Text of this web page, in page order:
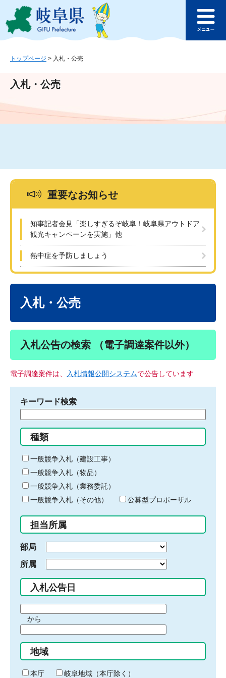
ジ
ュ
文
このページの本文へ
ュ
トップページ > 入札・公売
入札・公売
重要なお知らせ
知事記者会見「楽しすぎるぞ岐阜！岐阜県アウトドア
観光キャンペーンを実施」他
熱中症を予防しましょう
入札・公売
入札公告の検索 （電子調達案件以外）
電子調達案件は、 入札情報公開システムで公告しています
キーワード検索
る
キ
ー
ワ
ー
ド
入
力
種類
一般競争入札（建設工事）
一般競争入札（物品）
一般競争入札（業務委託）
一般競争入札（その他）
公募型プロポーザル
担当所属
部局
所属
入札公告日
間
始
り
から
間
終
わ
地域
本庁
岐阜地域（本庁除く）